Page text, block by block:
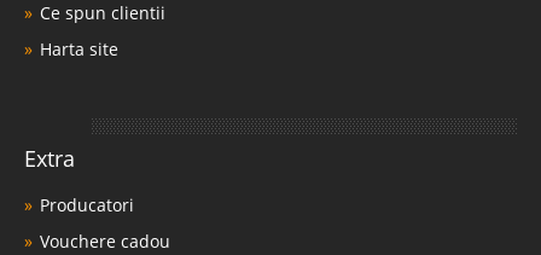
Ce spun clientii
Harta site
Extra
Producatori
Vouchere cadou